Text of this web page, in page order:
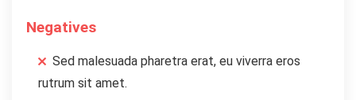
Negatives
Sed malesuada pharetra erat, eu viverra eros
rutrum sit amet.